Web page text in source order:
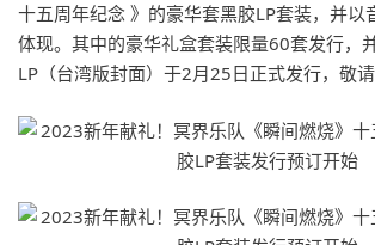
十五周年纪念 》的豪华套黑胶LP套装，并以
体现。其中的豪华礼盒套装限量60套发行，
LP（台湾版封面）于2月25日正式发行，敬请